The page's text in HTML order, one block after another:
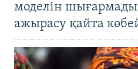
моделін
ажырасу қайта